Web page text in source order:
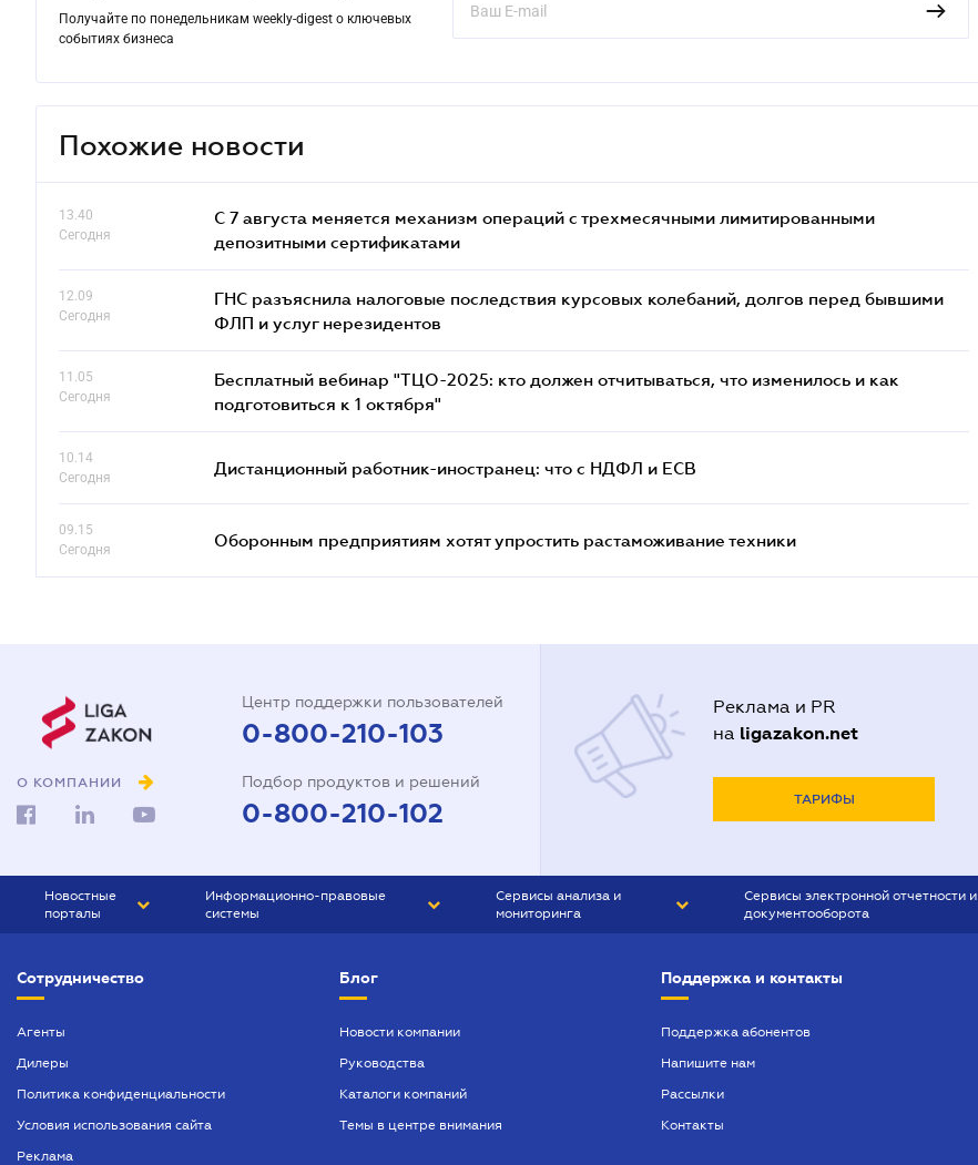
Получайте по понедельникам weekly-digest о ключевых
событиях бизнеса
Похожие новости
13.40
Сегодня
С 7 августа меняется механизм операций с трехмесячными лимитированными
депозитными сертификатами
12.09
Сегодня
ГНС разъяснила налоговые последствия курсовых колебаний, долгов перед бывшими
ФЛП и услуг нерезидентов
11.05
Сегодня
Бесплатный вебинар "ТЦО-2025: кто должен отчитываться, что изменилось и как
подготовиться к 1 октября"
10.14
Сегодня
Дистанционный работник-иностранец: что с НДФЛ и ЕСВ
09.15
Сегодня
Оборонным предприятиям хотят упростить растаможивание техники
О КОМПАНИИ
Центр поддержки пользователей
0-800-210-103
Подбор продуктов и решений
0-800-210-102
Реклама и PR
на ligazakon.net
ТАРИФЫ
Новостные
порталы
БИЗНЕС
Информационно-правовые
системы
БУХГАЛТЕР ПРОФ
ЮРИСТ ПРОФ
Сервисы анализа и
мониторинга
Сервисы электронной отчетности и
документооборота
Сотрудничество
Агенты
Дилеры
Политика конфиденциальности
Условия использования сайта
Реклама
Блог
Новости компании
Руководства
Каталоги компаний
Темы в центре внимания
Поддержка и контакты
Поддержка абонентов
Напишите нам
Рассылки
Контакты